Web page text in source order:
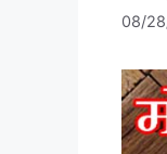
08/